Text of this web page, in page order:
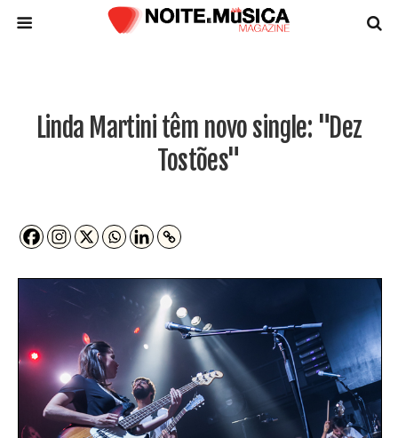
Linda Martini têm novo single: "Dez
Tostões"